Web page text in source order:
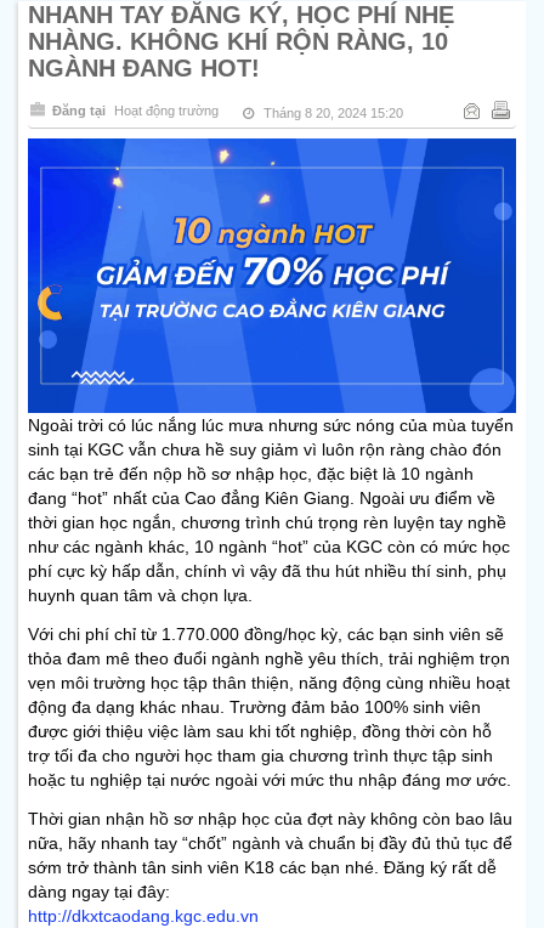
NHANH TAY ĐĂNG KÝ, HỌC PHÍ NHẸ
NHÀNG. KHÔNG KHÍ RỘN RÀNG, 10
NGÀNH ĐANG HOT!
Đăng tại Hoạt động trường Tháng 8 20, 2024 15:20
Ngoài trời có lúc nắng lúc mưa nhưng sức nóng của mùa tuyển
sinh tại KGC vẫn chưa hề suy giảm vì luôn rộn ràng chào đón
các bạn trẻ đến nộp hồ sơ nhập học, đặc biệt là 10 ngành
đang “hot” nhất của Cao đẳng Kiên Giang. Ngoài ưu điểm về
thời gian học ngắn, chương trình chú trọng rèn luyện tay nghề
như các ngành khác, 10 ngành “hot” của KGC còn có mức học
phí cực kỳ hấp dẫn, chính vì vậy đã thu hút nhiều thí sinh, phụ
huynh quan tâm và chọn lựa.
Với chi phí chỉ từ 1.770.000 đồng/học kỳ, các bạn sinh viên sẽ
thỏa đam mê theo đuổi ngành nghề yêu thích, trải nghiệm trọn
vẹn môi trường học tập thân thiện, năng động cùng nhiều hoạt
động đa dạng khác nhau. Trường đảm bảo 100% sinh viên
được giới thiệu việc làm sau khi tốt nghiệp, đồng thời còn hỗ
trợ tối đa cho người học tham gia chương trình thực tập sinh
hoặc tu nghiệp tại nước ngoài với mức thu nhập đáng mơ ước.
Thời gian nhận hồ sơ nhập học của đợt này không còn bao lâu
nữa, hãy nhanh tay “chốt” ngành và chuẩn bị đầy đủ thủ tục để
sớm trở thành tân sinh viên K18 các bạn nhé. Đăng ký rất dễ
dàng ngay tại đây:
http://dkxtcaodang.kgc.edu.vn